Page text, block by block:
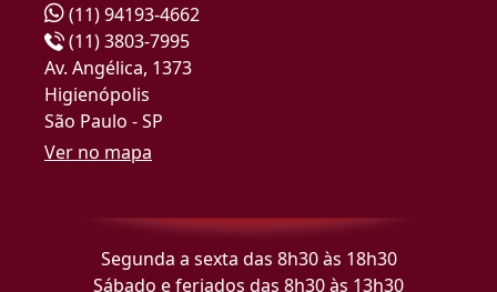
(11) 94193-4662
(11) 3803-7995
Av. Angélica, 1373
Higienópolis
São Paulo - SP
Ver no mapa
Segunda a sexta das 8h30 às 18h30
Sábado e feriados das 8h30 às 13h30